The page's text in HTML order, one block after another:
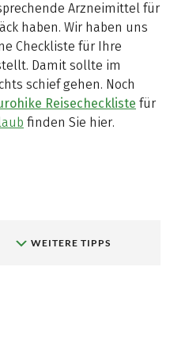
Arzneimittel für
haben. Wir haben uns
Checkliste für Ihre
Damit sollte im
schief gehen. Noch
Reisecheckliste für
finden Sie hier.
WEITERE TIPPS